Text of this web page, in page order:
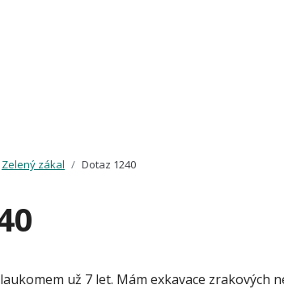
Zelený zákal Dotaz 1240
už 7 let. Mám exkavace